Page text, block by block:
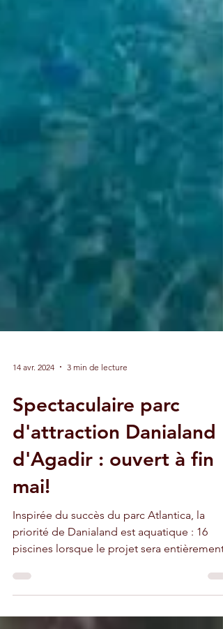
3 min de lecture
Spectaculaire parc
d'attraction Danialand
d'Agadir : ouvert à fin
mai!
Inspirée du succès du parc Atlantica, la
priorité de Danialand est aquatique : 16
piscines lorsque le projet sera entièrement
finalisé.